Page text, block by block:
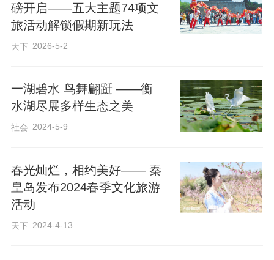
观日出、看海冰、住小镇、登长城、喂海
鸥、泡温泉、吃海鲜、戏冰雪、逛文博、
皇岛冬春季旅游产品和旅游目的地，全面
展示了秦皇岛冬春季旅游产品新谱系，为
北京游客提供了更加丰富、更具特色、更
磅开启——五大主题74项文
旅活动解锁假期新玩法
天下 2026-5-2
一湖碧水 鸟舞翩跹 ——衡
水湖尽展多样生态之美
社会 2024-5-9
春光灿烂，相约美好—— 秦
皇岛发布2024春季文化旅游
活动
天下 2024-4-13